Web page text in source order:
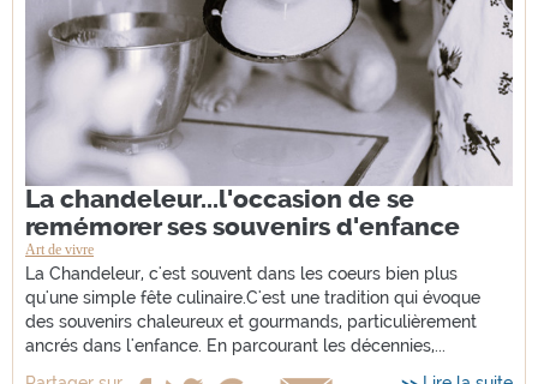
La chandeleur...l'occasion de se
remémorer ses souvenirs d'enfance
Art de vivre
La Chandeleur, c'est souvent dans les coeurs bien plus
qu'une simple fête culinaire.C'est une tradition qui évoque
des souvenirs chaleureux et gourmands, particulièrement
ancrés dans l'enfance. En parcourant les décennies,...